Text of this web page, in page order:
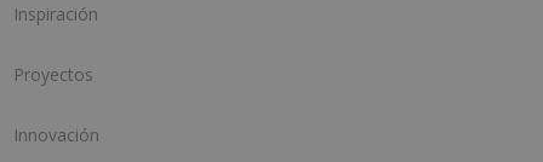
Inspiración
Proyectos
Innovación